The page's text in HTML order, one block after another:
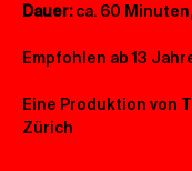
Dauer: ca. 60
Empfohlen ab 13
Eine Produktion von
Zürich